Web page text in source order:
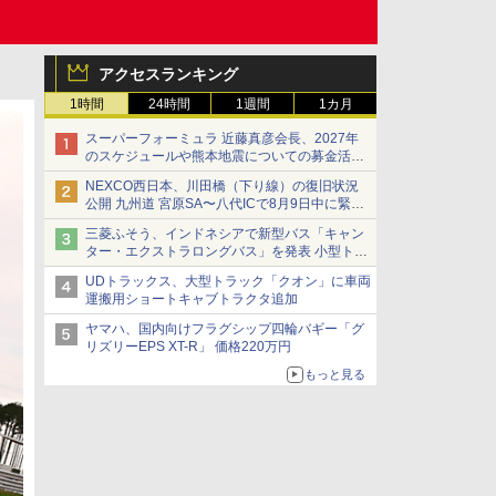
アクセスランキング
1時間 24時間 1週間 1カ月
スーパーフォーミュラ 近藤真彦会長、2027年
のスケジュールや熊本地震についての募金活動
を紹介
NEXCO西日本、川田橋（下り線）の復旧状況
公開 九州道 宮原SA〜八代ICで8月9日中に緊急
車両を通行可能に
三菱ふそう、インドネシアで新型バス「キャン
ター・エクストラロングバス」を発表 小型トラ
ックベースの観光・旅客輸送向けバス
UDトラックス、大型トラック「クオン」に車両
運搬用ショートキャブトラクタ追加
ヤマハ、国内向けフラグシップ四輪バギー「グ
リズリーEPS XT-R」 価格220万円
もっと見る